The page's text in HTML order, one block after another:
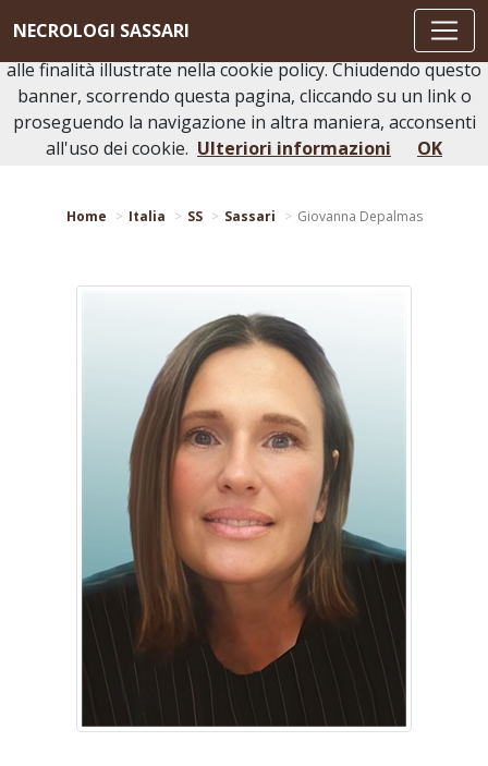
NECROLOGI SASSARI
Torna indietro Stampa bacheca
Home Italia SS Sassari Giovanna Depalmas
Questo sito o gli strumenti terzi da questo utilizzati si
avvalgono di cookie necessari al funzionamento ed utili
alle finalità illustrate nella cookie policy. Chiudendo questo
banner, scorrendo questa pagina, cliccando su un link o
proseguendo la navigazione in altra maniera, acconsenti
all'uso dei cookie. Ulteriori informazioni OK